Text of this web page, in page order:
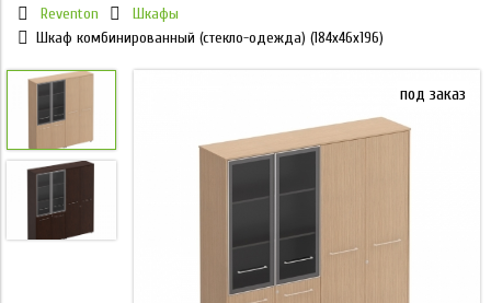
Reventon
Шкафы
Шкаф комбинированный (стекло-одежда) (184x46x196)
под заказ